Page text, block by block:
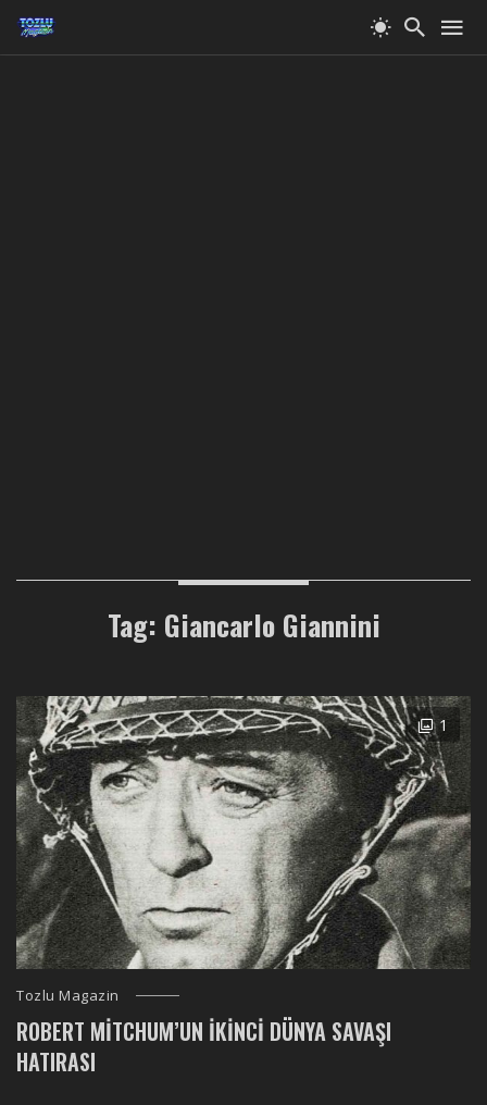
Tag: Giancarlo Giannini
1
Tozlu Magazin
ROBERT MITCHUM’UN İKINCI DÜNYA SAVAŞI
HATIRASI